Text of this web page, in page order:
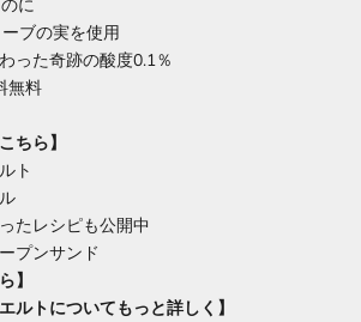
に
ブの実を使用
った奇跡の酸度0.1％
無料
ちら】
ト
たレシピも公開中
プンサンド
】
ルトについてもっと詳しく】